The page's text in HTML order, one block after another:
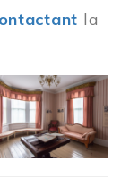
la